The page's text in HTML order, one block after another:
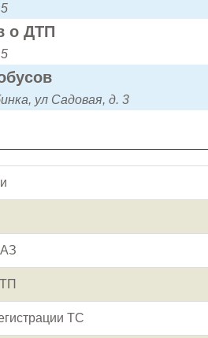
о ДТП
ул Садовая, д. 3
ТС